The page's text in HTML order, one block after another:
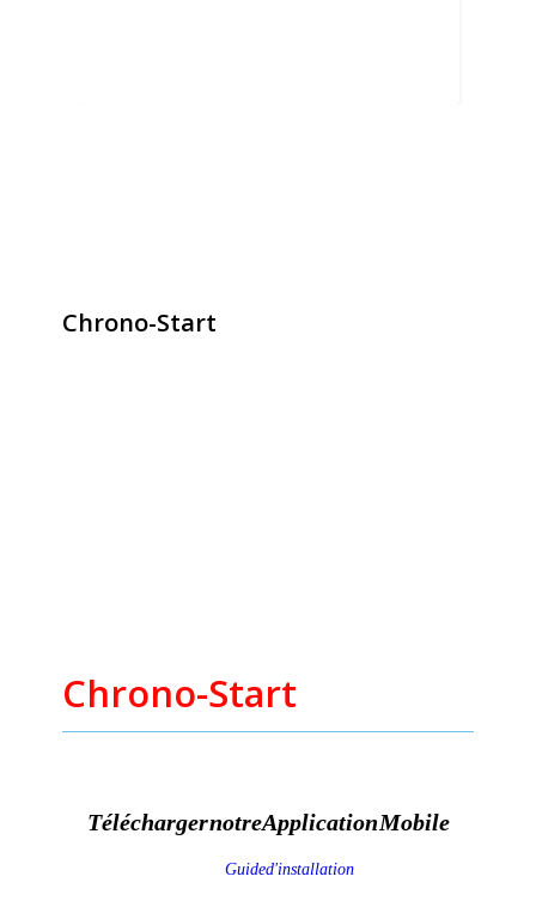
Chrono-Start
Chrono-Start
Télécharger notre Application Mobile
Guide d'installation